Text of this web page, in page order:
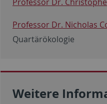
Professor Dr. Nicholas
Quartärökologie
Weitere